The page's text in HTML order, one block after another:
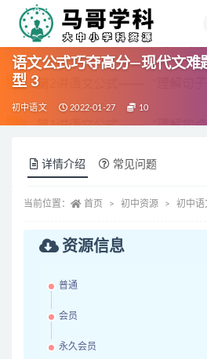
语文公式巧夺高分—现代文难
型 3
初中语文 2022-01-27 10
详情介绍 常见问题
当前位置： 首页 初中资源 初中语
资源信息
普通
会员
永久会员
全部